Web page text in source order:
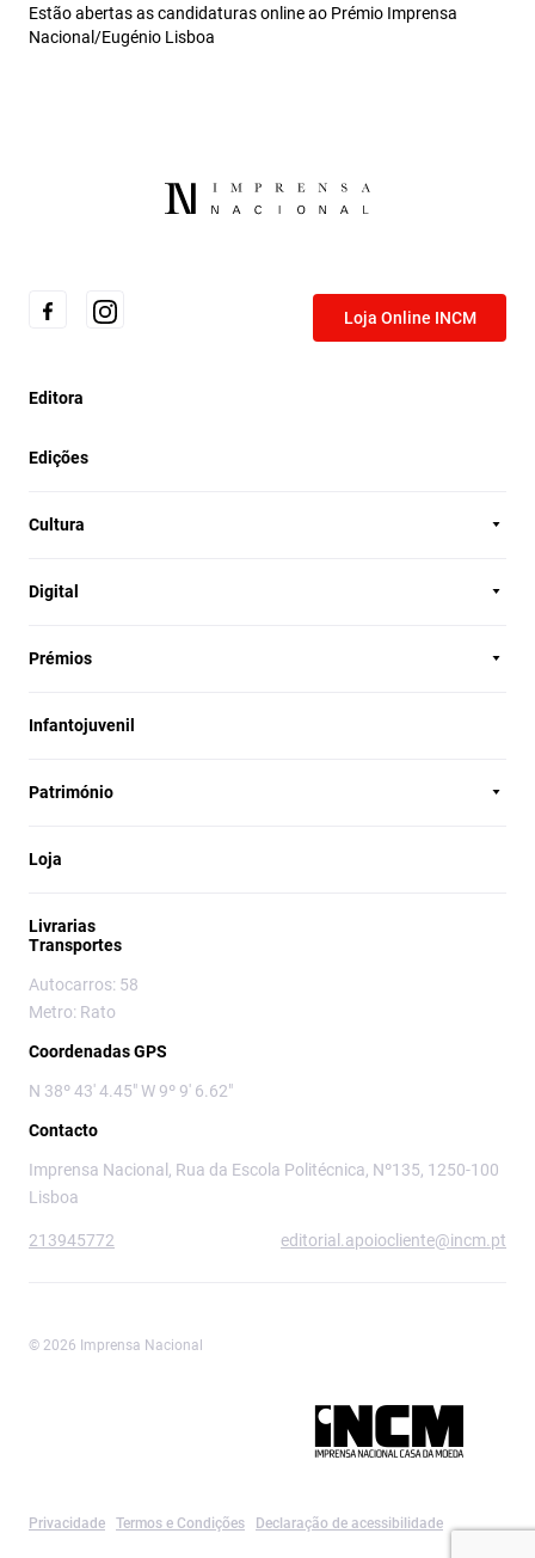
Estão abertas as candidaturas online ao Prémio Imprensa
Nacional/Eugénio Lisboa
Loja Online INCM
Editora
Edições
Cultura
Digital
Prémios
Infantojuvenil
Património
Loja
Livrarias
Transportes
Autocarros: 58
Metro: Rato
Coordenadas GPS
N 38º 43' 4.45" W 9º 9' 6.62"
Contacto
Imprensa Nacional, Rua da Escola Politécnica, Nº135, 1250-100
Lisboa
213945772 editorial.apoiocliente@incm.pt
© 2026 Imprensa Nacional
Privacidade Termos e Condições Declaração de acessibilidade